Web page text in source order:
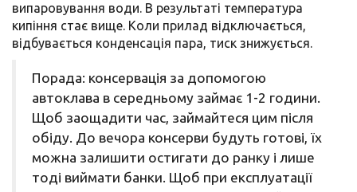
випаровування води. В результаті температура
кипіння стає вище. Коли прилад відключається,
відбувається конденсація пара, тиск знижується.
Порада: консервація за допомогою
автоклава в середньому займає 1-2 години.
Щоб заощадити час, займайтеся цим після
обіду. До вечора консерви будуть готові, їх
можна залишити остигати до ранку і лише
тоді виймати банки. Щоб при експлуатації